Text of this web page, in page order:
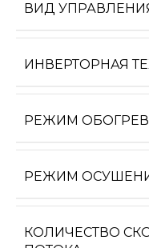
ВИД
ИНВЕРТОРНАЯ
РЕЖИМ
РЕЖИМ
КОЛИЧЕСТВО